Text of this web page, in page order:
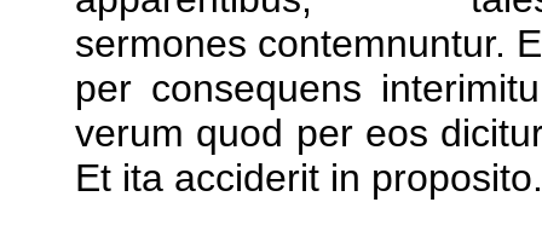
sermones contemnuntur.
per consequens
verum quod per eos
Et ita acciderit in proposito.